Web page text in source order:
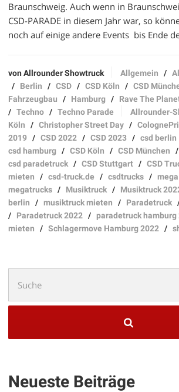
Braunschweig. Auch wenn in
CSD-PARADE in diesem Jahr war, so
noch auf einige andere Events bis Ende
von Allrounder Showtruck Allgemein /
/ Berlin /CSD /CSD Köln /CSD
Fahrzeugbau / Hamburg / Rave The
/Techno /Techno Parade Allrounder-
Köln /Christopher Street Day /
2019 /CSD 2022 /CSD 2023 /csd berlin
csd hamburg /CSD Köln /CSD München
csd paradetruck/CSD Stuttgart /CSD
mieten /csd-truck.de /csdtrucks /
megatrucks / Musiktruck/ Musiktruck
berlin /musiktruck mieten / Paradetruck
/ Paradetruck 2022 /paradetruck hamburg
mieten /Schlagermove Hamburg 2022 /
nach:
Neueste Beiträge